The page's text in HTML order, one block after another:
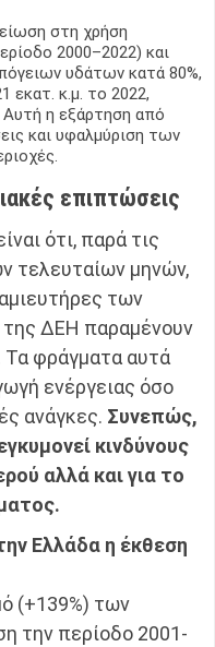
στη χρήση
2000–2022) και
υδάτων κατά 80%,
εκατ. κ.μ. το 2022,
η εξάρτηση από
και υφαλμύριση των
επιπτώσεις
ότι, παρά τις
τελευταίων μηνών,
των
ΔΕΗ παραμένουν
Τα φράγματα αυτά
ενέργειας όσο
ανάγκες. Συνεπώς,
κινδύνους
αλλά και για το
Ελλάδα η έκθεση
(+139%) των
την περίοδο 2001-